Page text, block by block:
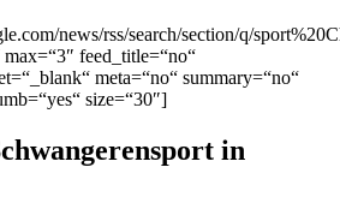
news/rss/search/section/q/
feed_title=“no“
meta=“no“ summary=“no“
size=“30″]
in